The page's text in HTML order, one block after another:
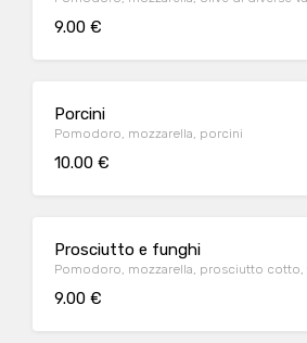
9.00 €
Porcini
Pomodoro, mozzarella, porcini
10.00 €
Prosciutto e funghi
Pomodoro, mozzarella, prosciutto cotto,
9.00 €